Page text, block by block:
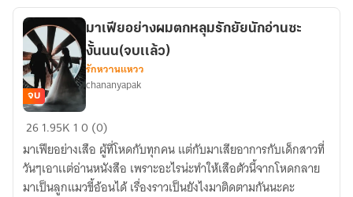
หมอ
มาเฟีย
อย่าง
ผม
ตก
จบ
มาเฟียอย่างผมตกหลุมรักยัยนักอ่านซะ
งั้นนน(จบเเล้ว)
รักหวานแหวว
chananyapak
261.95K 10 (0)
มาเฟียอย่างเสือ ผู้ที่โหดกับทุกคน แต่กับมาเสียอาการกับเด็กสาวที่
วันๆเอาเเต่อ่านหนังสือ เพราะอะไรน่ะทำให้เสือตัวนี้จากโหดกลาย
มาเป็นลูกแมวขี้อ้อนได้ เรื่องราวเป็นยังไงมาติดตามกันนะคะ